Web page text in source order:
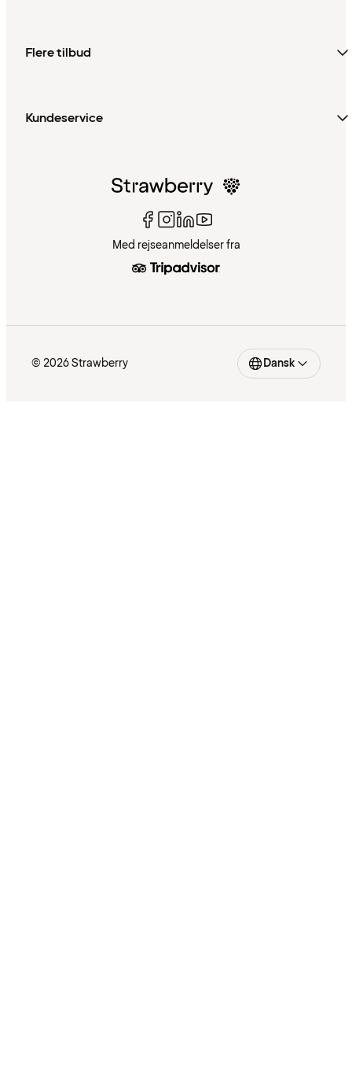
Flere tilbud
Kundeservice
Med rejseanmeldelser fra
© 2026 Strawberry Dansk